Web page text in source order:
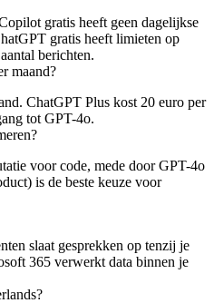
gratis heeft geen dagelijkse
gratis heeft limieten op
berichten.
maand?
ChatGPT Plus kost 20 euro per
tot GPT-4o.
voor code, mede door GPT-4o
is de beste keuze voor
slaat gesprekken op tenzij je
365 verwerkt data binnen je